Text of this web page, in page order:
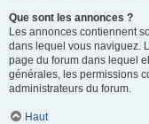
Que sont les annonces ?
Les annonces contiennent
dans lequel vous naviguez.
page du forum dans lequel
générales, les permissions
administrateurs du forum.
Haut